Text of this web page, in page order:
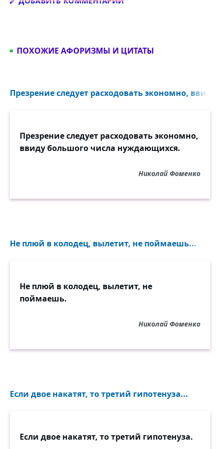
ПОХОЖИЕ АФОРИЗМЫ И ЦИТАТЫ
Презрение следует расходовать экономно,
Презрение следует расходовать экономно,
ввиду большого числа нуждающихся.
Николай Фоменко
Не плюй в колодец, вылетит, не поймаешь...
Не плюй в колодец, вылетит, не
поймаешь.
Николай Фоменко
Если двое накатят, то третий гипотенуза...
Если двое накатят, то третий гипотенуза.